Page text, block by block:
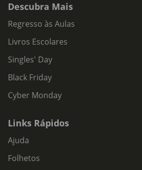
Descubra Mais
Regresso às Aulas
Livros Escolares
Singles' Day
Black Friday
Cyber Monday
Links Rápidos
Ajuda
Folhetos